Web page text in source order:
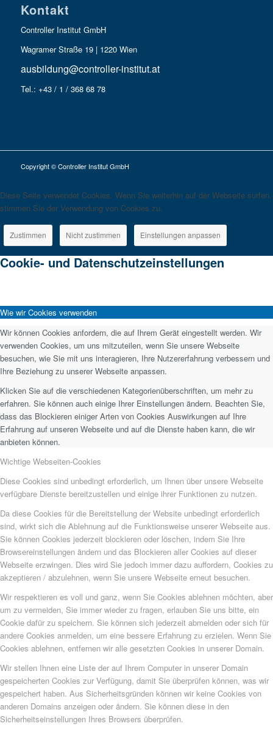
Kontakt
Controller Institut GmbH
Wagramer Straße 19 | 1220 Wien
ausbildung@controller-institut.at
Tel.: +43 / 1 / 368 68 78
Copyright © Controller Institut GmbH
Diese Seite verwendet Cookies. Wenn Sie weiterhin auf der Webseite surfen,
stimmen Sie der Verwendung von Cookies zu.
Zustimmen Nicht zustimmen Einstellungen anpassen
Cookie- und Datenschutzeinstellungen
Wie wir Cookies verwenden
Wir können Cookies anfordern, die auf Ihrem Gerät eingestellt werden. Wir
verwenden Cookies, um uns mitzuteilen, wenn Sie unsere Webseite
besuchen, wie Sie mit uns interagieren, Ihre Nutzererfahrung verbessern und
Ihre Beziehung zu unserer Webseite anpassen.
Klicken Sie auf die verschiedenen Kategorienüberschriften, um mehr zu
erfahren. Sie können auch einige Ihrer Einstellungen ändern. Beachten Sie,
dass das Blockieren einiger Arten von Cookies Auswirkungen auf Ihre
Erfahrung auf unseren Webseite und auf die Dienste haben kann, die wir
anbieten können.
Wichtige Webseiten-Cookies
Diese Cookies sind unbedingt erforderlich, um Ihnen über unsere Webseite
verfügbare Dienste bereitzustellen und einige ihrer Funktionen zu nutzen.
Da diese Cookies für die Bereitstellung der Website unbedingt erforderlich
sind, wirkt sich die Ablehnung auf die Funktionsweise unserer Webseite aus.
Sie können Cookies jederzeit blockieren oder löschen, indem Sie Ihre
Browsereinstellungen ändern und das Blockieren aller Cookies auf dieser
Webseite erzwingen. Dies wird Sie jedoch immer dazu auffordern, Cookies zu
akzeptieren / abzulehnen, wenn Sie unsere Webseite erneut besuchen.
Wir respektieren es voll und ganz, wenn Sie Cookies ablehnen möchten, aber
um zu vermeiden, Sie immer wieder zu fragen, erlauben Sie uns bitte, ein
Cookie dafür zu speichern. Sie können sich jederzeit abmelden oder sich für
andere Cookies anmelden, um eine bessere Erfahrung zu erzielen. Wenn Sie
Cookies ablehnen, entfernen wir alle gesetzten Cookies in unserer Domain.
Wir stellen Ihnen eine Liste der auf Ihrem Computer in unserer Domain
gespeicherten Cookies zur Verfügung, damit Sie überprüfen können, was wir
gespeichert haben. Aus Sicherheitsgründen können wir keine Cookies von
anderen Domains anzeigen oder ändern. Sie können diese in den
Sicherheitseinstellungen Ihres Browsers überprüfen.